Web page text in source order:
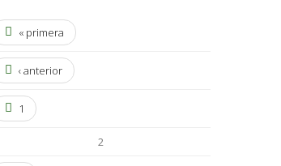
« primera
‹ anterior
1
2